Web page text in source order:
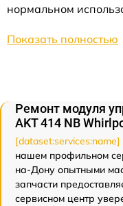
нормальном
Показать полностью
Ремонт модуля
AKT 414 NB
нашем профильном
на-Дону опытными
запчасти
сервисном центр